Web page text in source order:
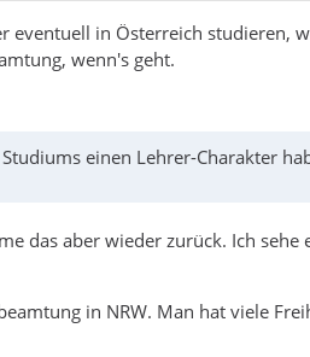
in Österreich studieren,
wenn's geht.
einen Lehrer-Charakter
das aber wieder zurück. Ich
in NRW. Man hat viele